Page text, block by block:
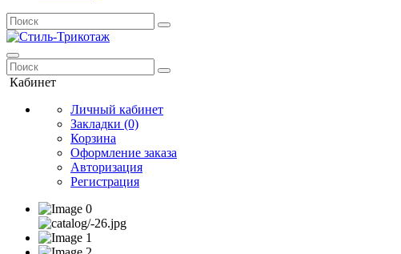
Кабинет
Личный кабинет
Закладки (0)
Корзина
Оформление заказа
Авторизация
Регистрация